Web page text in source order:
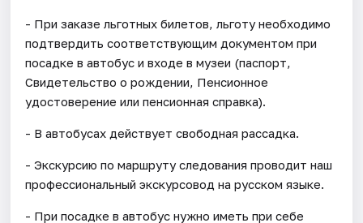
- При заказе льготных билетов, льготу необходимо
подтвердить соответствующим документом при
посадке в автобус и входе в музеи (паспорт,
Свидетельство о рождении, Пенсионное
удостоверение или пенсионная справка).
- В автобусах действует свободная рассадка.
- Экскурсию по маршруту следования проводит наш
профессиональный экскурсовод на русском языке.
- При посадке в автобус нужно иметь при себе